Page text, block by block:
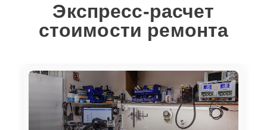
Экспресс-расчет
стоимости ремонта